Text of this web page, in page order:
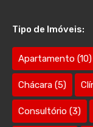
Tipo de Imóveis:
Apartamento (10)
Chácara (5)
Consultório (3)